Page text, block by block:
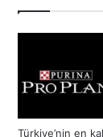
Türkiye’nin en